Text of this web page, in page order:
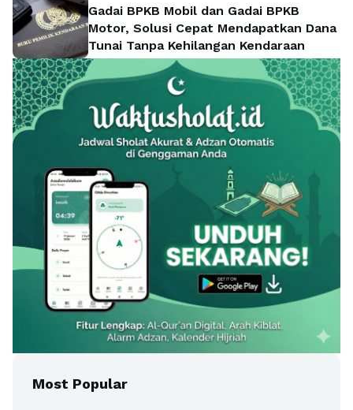
Gadai BPKB Mobil dan Gadai BPKB
Motor, Solusi Cepat Mendapatkan Dana
Tunai Tanpa Kehilangan Kendaraan
Most Popular